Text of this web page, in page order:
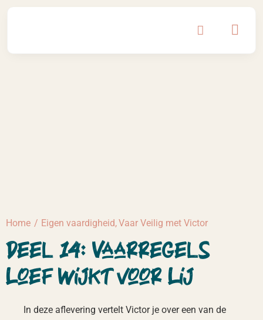
Home Eigen vaardigheid Vaar Veilig met Victor
Deel 14: Vaarregels
Loef wijkt voor Lij
In deze aflevering vertelt Victor je over een van de